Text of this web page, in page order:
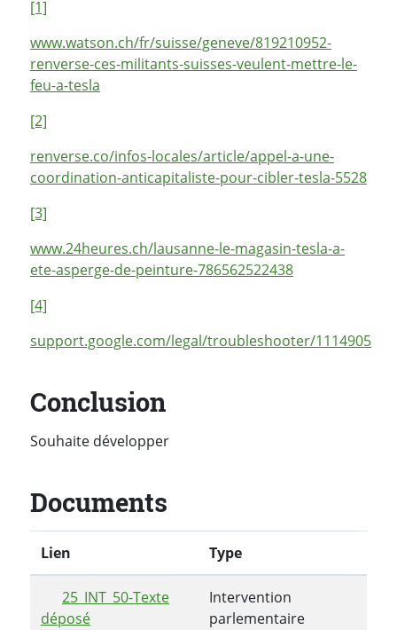
[1]
www.watson.ch/fr/suisse/geneve/819210952-
renverse-ces-militants-suisses-veulent-mettre-le-
feu-a-tesla
[2]
renverse.co/infos-locales/article/appel-a-une-
coordination-anticapitaliste-pour-cibler-tesla-5528
[3]
www.24heures.ch/lausanne-le-magasin-tesla-a-
ete-asperge-de-peinture-786562522438
[4]
support.google.com/legal/troubleshooter/1114905
Conclusion
Souhaite développer
Documents
Lien Type
25_INT_50-Texte
déposé
Intervention
parlementaire